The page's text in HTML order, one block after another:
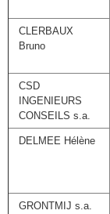
CLERBAUX
Bruno
CSD
INGENIEURS
CONSEILS s.a.
DELMEE Hélène
GRONTMIJ s.a.